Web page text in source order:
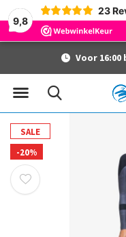
9,8
23
Voor
SALE
-20%